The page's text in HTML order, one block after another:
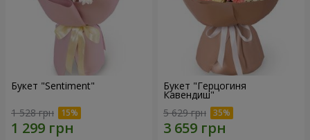
Букет "Sentiment"
1 528 грн
Букет "Герцогиня
Кавендиш"
5 629 грн